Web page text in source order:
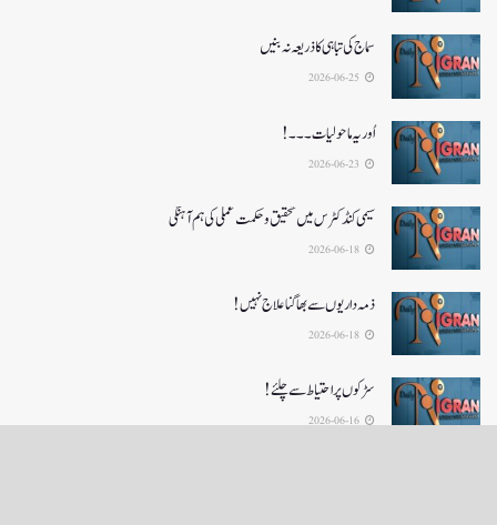
سماج کی تباہی کا ذریعہ نہ بنیں
اُور یہ ماحولیات۔۔۔!
سیمی کنڈکٹرس میں تحقیق و حکمت عملی کی ہم آہنگی
ذمہ داریوں سے بھاگنا علاج نہیں!
سڑکوں پر احتیاط سے چلئے!